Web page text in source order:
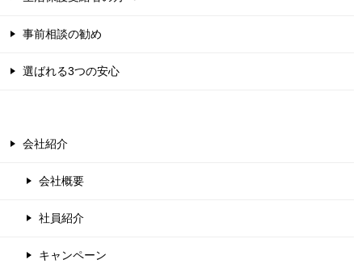
事前相談の勧め
選ばれる3つの安心
会社紹介
会社概要
社員紹介
キャンペーン